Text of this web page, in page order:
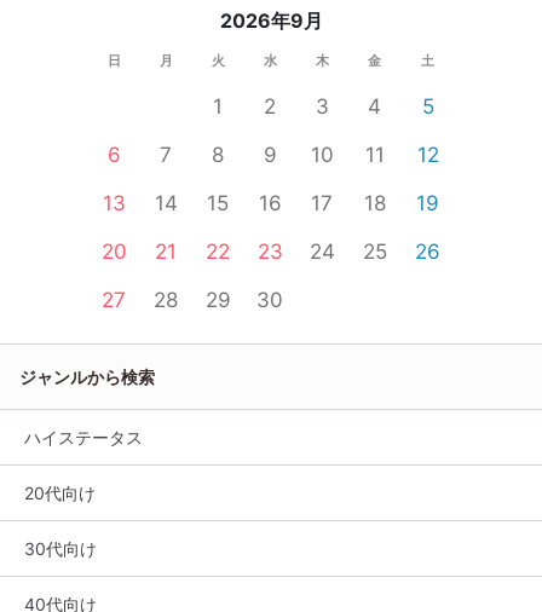
2026年9月
日 月 火 水 木 金 土
1 2 3 4
5
6
7 8 9 10 11
12
13
14 15 16 17 18
19
20
21 22 23 24 25
26
27
28 29 30
ジャンルから検索
ハイステータス
20代向け
30代向け
40代向け